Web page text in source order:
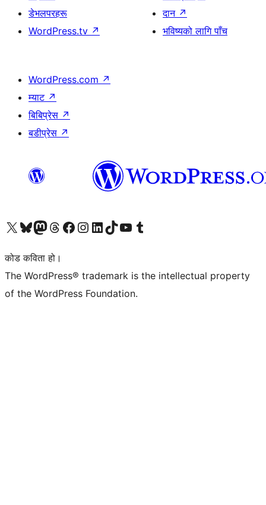
डेभलपरहरू
WordPress.tv ↗
दान ↗
भविष्यको लागि पाँच
WordPress.com ↗
म्याट ↗
बिबिप्रेस ↗
बडीप्रेस ↗
हाम्रो X (पहिले ट्विटर) खातामा जानुहोस्
हाम्रो Bluesky खाता भ्रमण गर्नुहोस्
हाम्रो म्यास्टोडन खाता भ्रमण गर्नुहोस्
हाम्रो थ्रेड्स खातामा जानुहोस्
हाम्रो फेसबुक पेजमा जानुहोस्
हाम्रो इन्स्टाग्राम खातामा जानुहोस्
हाम्रो लिङ्क्डइन खातामा जानुहोस्
हाम्रो TikTok खाता भ्रमण गर्नुहोस्
हाम्रो युट्युब च्यानलमा जानुहोस्
हाम्रो टम्बलर खाता भ्रमण गर्नुहोस्
कोड कविता हो।
The WordPress® trademark is the intellectual property
of the WordPress Foundation.